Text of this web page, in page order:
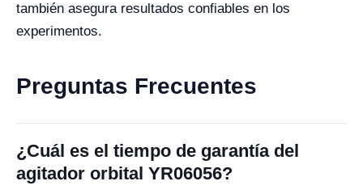
también asegura resultados confiables en los
experimentos.
Preguntas Frecuentes
¿Cuál es el tiempo de garantía del
agitador orbital YR06056?